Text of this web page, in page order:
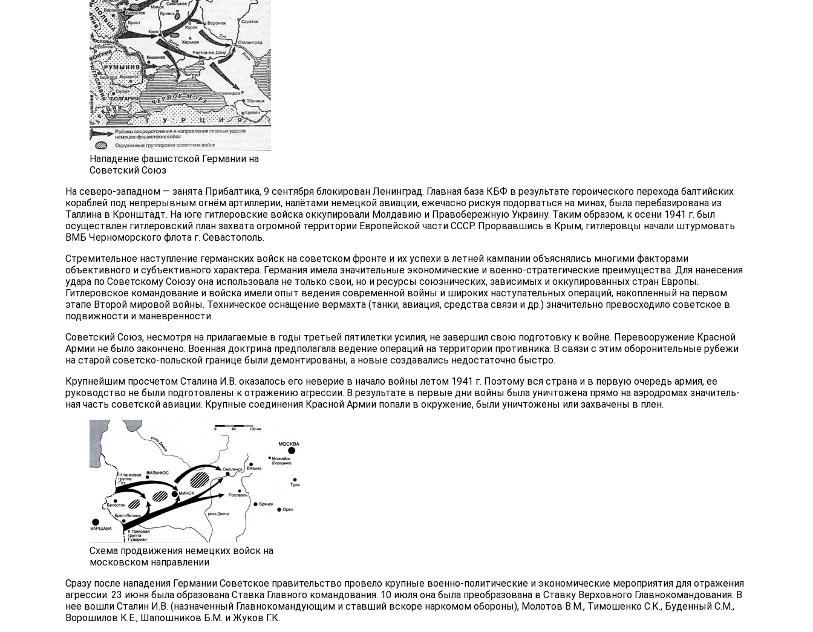
Нападение фашистской Германии на
Советский Союз
На северо-западном — занята Прибалтика, 9 сентября блокирован Ленинград. Главная база КБФ в результате героического перехода балтийских
кораблей под непрерывным огнём артиллерии, налётами немецкой авиации, ежечасно рискуя подорваться на минах, была перебазирована из
Таллина в Кронштадт. На юге гитлеровские войска оккупировали Молдавию и Правобережную Украину. Таким образом, к осени 1941 г. был
осуществлен гитлеровский план захвата огромной терри­тории Европейской части СССР. Прорвавшись в Крым, гитлеровцы начали штурмовать
ВМБ Черноморского флота г. Севастополь.
Стремительное наступление германских войск на советском фронте и их успехи в летней кампании объяснялись многими факто­рами
объективного и субъективного характера. Германия имела зна­чительные экономические и военно-стратегические преимущества. Для нанесения
удара по Советскому Союзу она использовала не только свои, но и ресурсы союзнических, зависимых и оккупирован­ных стран Европы.
Гитлеровское командование и войска имели опыт ведения современной войны и широких наступательных операций, накопленный на первом
этапе Второй мировой войны. Техническое оснащение вермахта (танки, авиация, средства связи и др.) значи­тельно превосходило советское в
подвижности и маневренности.
Советский Союз, несмотря на прилагаемые в годы третьей пяти­летки усилия, не завершил свою подготовку к войне. Перевооружение Красной
Армии не было закончено. Военная доктрина предполагала ведение операций на территории противника. В связи с этим оборони­тельные рубежи
на старой советско-польской границе были демонти­рованы, а новые создавались недостаточно быстро.
Крупнейшим про­счетом Сталина И.В. оказалось его неверие в начало войны летом 1941 г. Поэтому вся страна и в первую очередь армия, ее
руково­дство не были подготовлены к отражению агрессии. В результате в первые дни войны была уничтожена прямо на аэродромах значитель­
ная часть советской авиации. Крупные соединения Красной Армии попали в окружение, были уничтожены или захвачены в плен.
Схема продвижения немецких войск на
московском направлении
Сразу после нападения Германии Советское правительство прове­ло крупные военно-политические и экономические мероприятия для отражения
агрессии. 23 июня была образована Ставка Главного ко­мандования. 10 июля она была преобразована в Ставку Верховного Главнокомандования. В
нее вошли Сталин И.В. (назначенный Глав­нокомандующим и ставший вскоре наркомом обороны), Моло­тов В.М., Тимошенко С.К., Буденный С.М.,
Ворошилов К.Е., Ша­пошников Б.М. и Жуков Г.К.